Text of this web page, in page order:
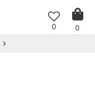
0
0
>